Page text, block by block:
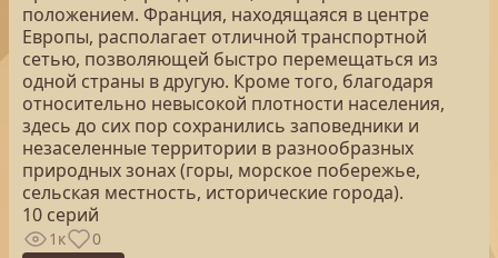
положением. Франция, находящаяся в центре
Европы, располагает отличной транспортной
сетью, позволяющей быстро перемещаться из
одной страны в другую. Кроме того, благодаря
относительно невысокой плотности населения,
здесь до сих пор сохранились заповедники и
незаселенные территории в разнообразных
природных зонах (горы, морское побережье,
сельская местность, исторические города).
10 серий
1к 0